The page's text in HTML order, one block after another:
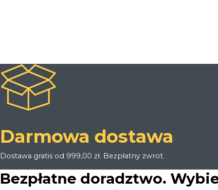
Darmowa dostawa
Dostawa gratis od 999,00 zł. Bezpłatny zwrot.
Bezpłatne doradztwo.